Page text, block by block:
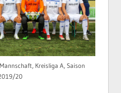
Kreisliga A, Saison
20